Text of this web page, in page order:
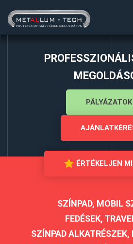
PÁLYÁZATOK
ÉRTÉKELJEN
SZÍNPAD, MOBIL
FEDÉSEK,
SZÍNPAD ALKATRÉSZEK,